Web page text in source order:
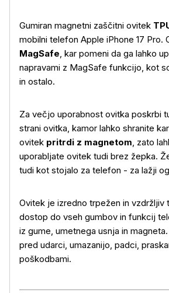
Več o izdelku
Gumiran magnetni zaščitni ovitek
mobilni telefon Apple iPhone 17 Pro.
MagSafe, kar pomeni da ga lahko
napravami z MagSafe funkcijo, kot
in ostalo.
Za večjo uporabnost ovitka poskrbi
strani ovitka, kamor lahko shranite
ovitek pritrdi z magnetom, zato
uporabljate ovitek tudi brez žepka.
tudi kot stojalo za telefon - za lažji
Ovitek je izredno trpežen in vzdržljiv
dostop do vseh gumbov in funkcij
iz gume, umetnega usnja in
pred udarci, umazanijo, padci,
poškodbami.